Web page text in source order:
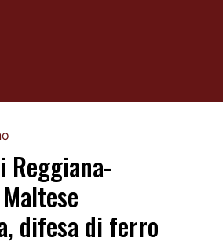
Reggiana-
difesa di ferro